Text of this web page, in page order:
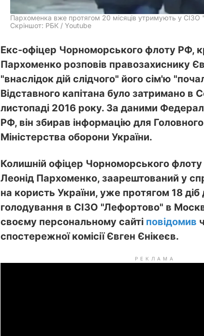
Пархоменка вже протягом 20 місяців утримують у СІЗО
Скріншот: РБК / Youtube
Екс-офіцер Чорноморського флоту РФ,
Пархоменко розповів правозахиснику
"внаслідок дій слідчого" його сім'ю
Відставного капітана було затримано в
листопаді 2016 року. За даними
РФ, він збирав інформацію для
Міністерства оборони України.
Колишній офіцер Чорноморського
Леонід Пархоменко, заарештований у
на користь України, уже протягом 18
голодування в СІЗО "Лефортово" в
своєму персональному сайті повідомив
спостережної комісії Євген Єнікеєв.
РЕКЛАМА